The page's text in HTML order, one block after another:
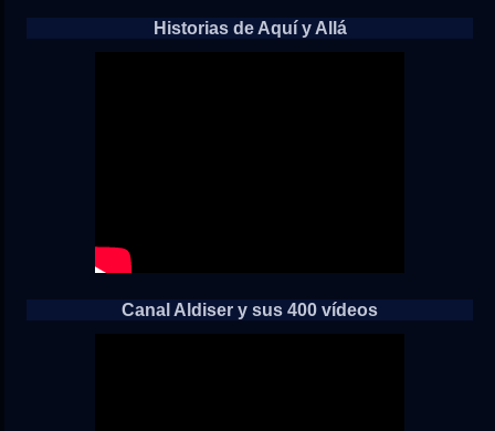
Historias de Aquí y Allá
Canal Aldiser y sus 400 vídeos